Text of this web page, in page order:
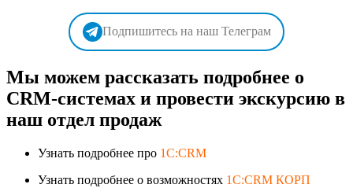
Подпишитесь на наш Телеграм
Мы можем рассказать подробнее о
CRM-системах и провести экскурсию в
наш отдел продаж
Узнать подробнее про 1C:CRM
Узнать подробнее о возможностях 1C:CRM КОРП